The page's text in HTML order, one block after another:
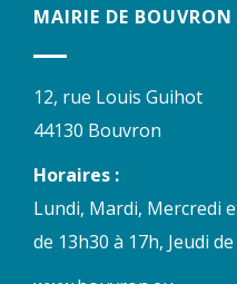
MAIRIE DE BOUVRON
12, rue Louis Guihot
44130 Bouvron
Horaires :
Lundi, Mardi, Mercredi
de 13h30 à 17h, Jeudi